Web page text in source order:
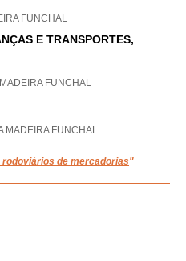
FUNCHAL
E TRANSPORTES,
FUNCHAL
MADEIRA FUNCHAL
rodoviários de mercadorias"